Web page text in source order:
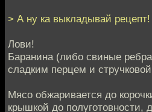
> А ну ка выкладывай рецепт!
Лови!
Баранина (либо свиные
сладким перцем и
Мясо обжаривается до
крышкой до полуготовности,